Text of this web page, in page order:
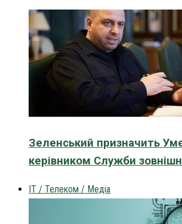
Зеленський призначить
керівником Служби
IT / Телеком / Медіа